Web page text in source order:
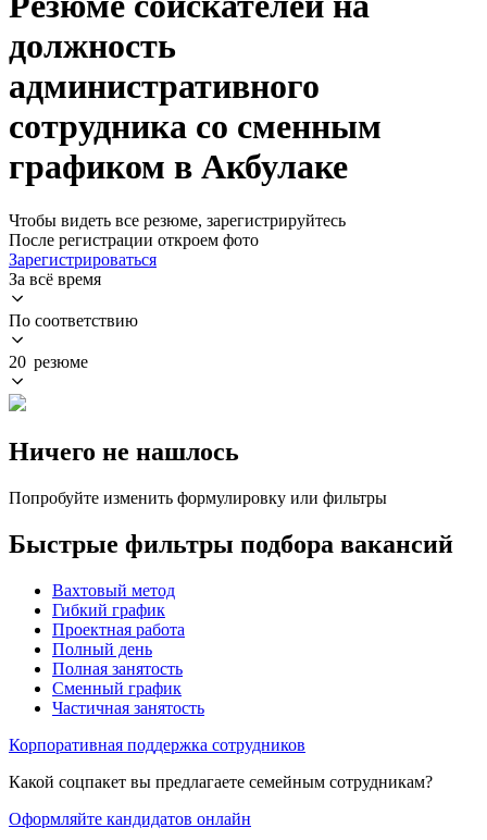
должность
административного
сотрудника со сменным
графиком в Акбулаке
Чтобы видеть все резюме, зарегистрируйтесь
После регистрации откроем фото
Зарегистрироваться
За всё время
По соответствию
20 резюме
Ничего не нашлось
Попробуйте изменить формулировку или фильтры
Быстрые фильтры подбора вакансий
Вахтовый метод
Гибкий график
Проектная работа
Полный день
Полная занятость
Сменный график
Частичная занятость
Корпоративная поддержка сотрудников
Какой соцпакет вы предлагаете семейным сотрудникам?
Оформляйте кандидатов онлайн